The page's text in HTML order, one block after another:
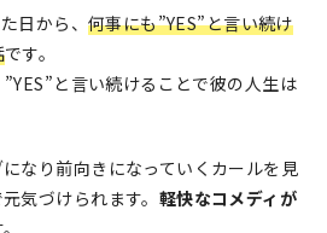
日から、 何事にも”YES”と言い続け
です。
と言い続けることで彼の人生は
なり前向きになっていくカールを見
気づけられます。 軽快なコメディが